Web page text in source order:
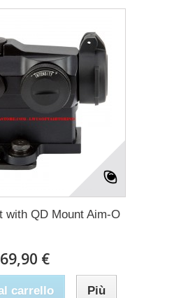
with QD Mount Aim-O
69,90 €
carrello Più